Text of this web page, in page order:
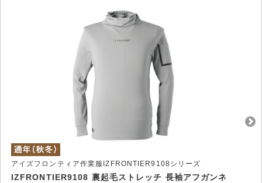
アイズフロンティア作業服IZFRONTIER9108シリーズ
IZFRONTIER9108 裏起毛ストレッチ 長袖アフガンネ